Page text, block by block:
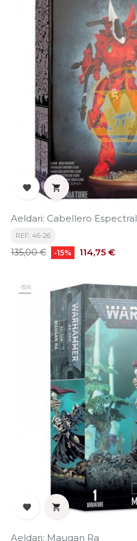
 
Aeldari: Cabellero Espectral
REF: 46-26
Precio
135,00 € -15% Precio
114,75 €
-15%
 
Aeldari: Maugan Ra